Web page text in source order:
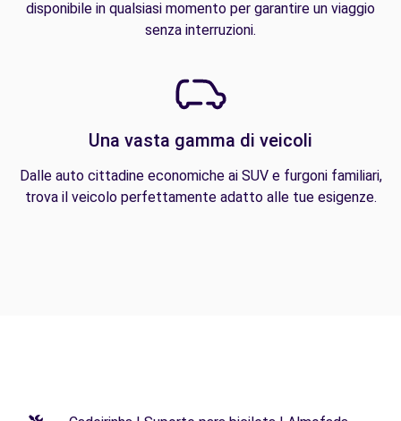
disponibile in qualsiasi momento per garantire un viaggio
senza interruzioni.
Una vasta gamma di veicoli
Dalle auto cittadine economiche ai SUV e furgoni familiari,
trova il veicolo perfettamente adatto alle tue esigenze.